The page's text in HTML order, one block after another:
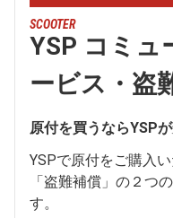
SCOOTER
YSP コミュ
ービス・盗
原付を買うならYSP
YSPで原付をご購入
「盗難補償」の２つ
す。